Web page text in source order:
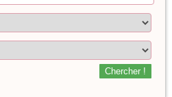
Chercher !